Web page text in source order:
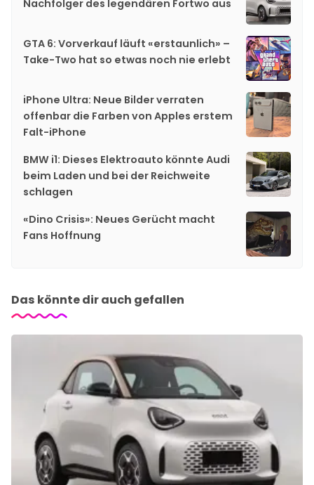
Nachfolger des legendären Fortwo aus
GTA 6: Vorverkauf läuft «erstaunlich» –
Take-Two hat so etwas noch nie erlebt
iPhone Ultra: Neue Bilder verraten
offenbar die Farben von Apples erstem
Falt-iPhone
BMW i1: Dieses Elektroauto könnte Audi
beim Laden und bei der Reichweite
schlagen
«Dino Crisis»: Neues Gerücht macht
Fans Hoffnung
Das könnte dir auch gefallen